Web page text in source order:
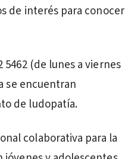
de interés para conocer
5462 (de lunes a viernes
se encuentran
de ludopatía.
colaborativa para la